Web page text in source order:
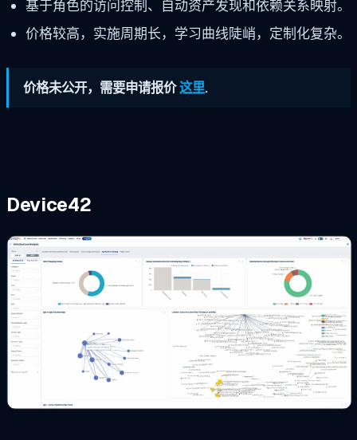
基于角色的访问控制、自动资产发现和依赖关系映射。
价格较高，实施周期长，学习曲线陡峭，定制化复杂。
价格未公开，需要申请报价这里.
Device42